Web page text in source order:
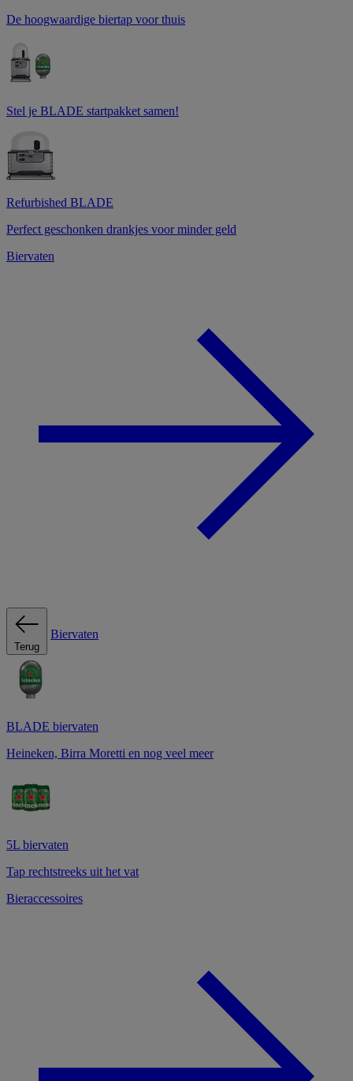
De hoogwaardige biertap voor thuis
Stel je BLADE startpakket samen!
Refurbished BLADE
Perfect geschonken drankjes voor minder geld
Biervaten
Terug
Biervaten
BLADE biervaten
Heineken, Birra Moretti en nog veel meer
5L biervaten
Tap rechtstreeks uit het vat
Bieraccessoires